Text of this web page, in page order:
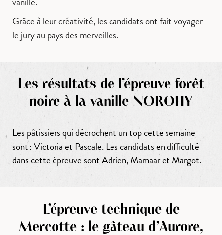
Grâce à leur créativité, les candidats ont fait voyager
le jury au pays des merveilles.
Les résultats de l’épreuve forêt
noire à la vanille NOROHY
Les pâtissiers qui décrochent un top cette semaine
sont : Victoria et Pascale. Les candidats en difficulté
dans cette épreuve sont Adrien, Mamaar et Margot.
L’épreuve technique de
Mercotte : le gâteau d’Aurore,